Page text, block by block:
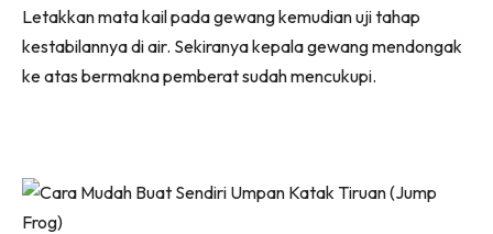
Letakkan mata kail pada gewang kemudian uji tahap
kestabilannya di air. Sekiranya kepala gewang mendongak
ke atas bermakna pemberat sudah mencukupi.